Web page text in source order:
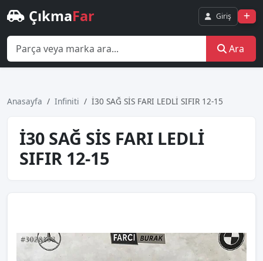
ÇıkmaFar Giriş
Ara
Anasayfa Infiniti İ30 SAĞ SİS FARI LEDLİ SIFIR 12-15
İ30 SAĞ SİS FARI LEDLİ
SIFIR 12-15